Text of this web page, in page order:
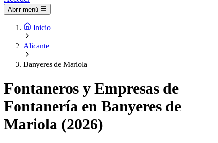
Abrir menú
Inicio
Alicante
Banyeres de Mariola
Fontaneros y Empresas de
Fontanería en Banyeres de
Mariola (2026)